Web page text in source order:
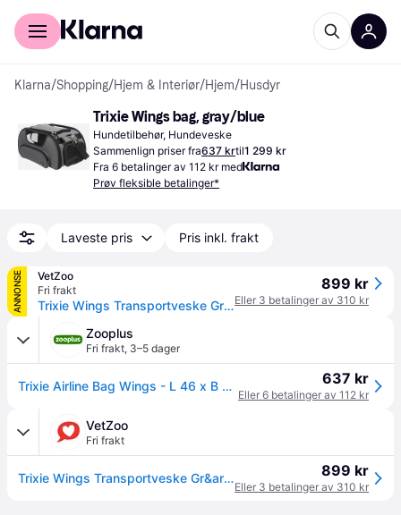
For kunder
Klarna/Shopping/Hjem & Interiør/Hjem/Husdyr
Trixie Wings bag, gray/blue
Hundetilbehør, Hundeveske
Sammenlign priser fra637 krtil1 299 kr
Fra 6 betalinger av 112 kr med
Prøv fleksible betalinger*
Laveste pris Pris inkl. frakt
ANNONSE
VetZoo
Fri frakt
Trixie Wings Transportveske Gr&aring;/Svart
899 kr
Eller 3 betalinger av 310 kr
Zooplus
Fri frakt, 3–5 dager
Trixie Airline Bag Wings - L 46 x B 28 x H 23 cm 637 kr
Eller 6 betalinger av 112 kr
VetZoo
Fri frakt
Trixie Wings Transportveske Gr&aring;/Svart 899 kr
Eller 3 betalinger av 310 kr